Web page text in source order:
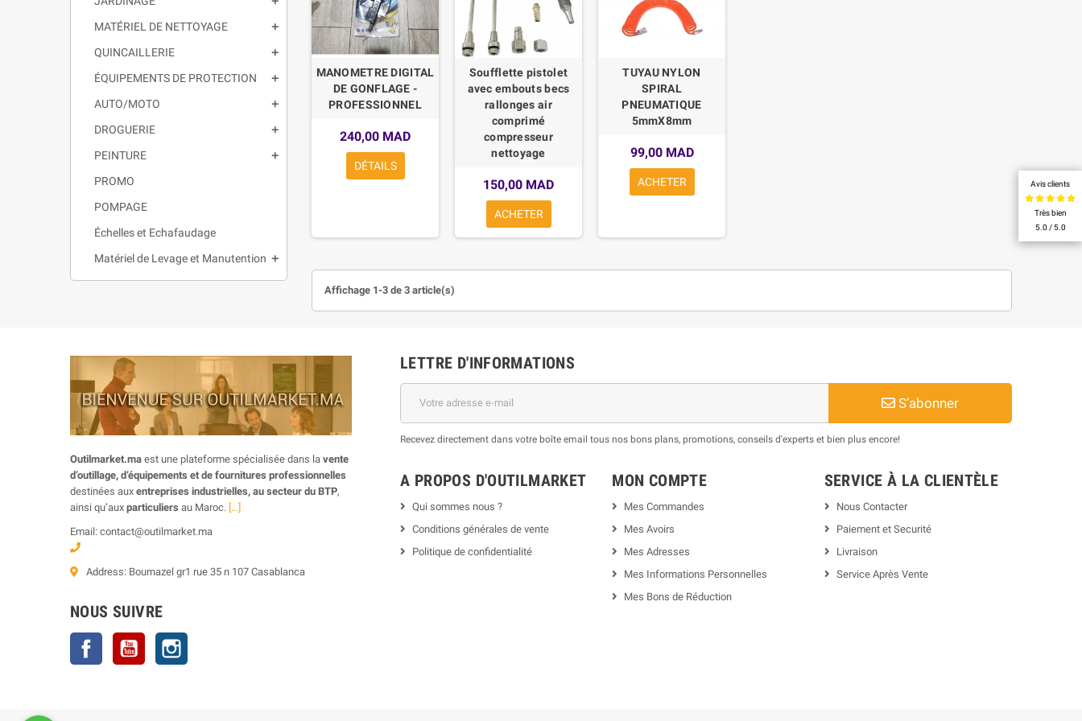
Avis clients
Très bien
5.0 / 5.0
MATÉRIEL DE NETTOYAGE
QUINCAILLERIE
ÉQUIPEMENTS DE PROTECTION
AUTO/MOTO
DROGUERIE
PEINTURE
PROMO
POMPAGE
Échelles et Echafaudage
Matériel de Levage et Manutention
MANOMETRE DIGITAL
DE GONFLAGE -
PROFESSIONNEL
240,00 MAD
DÉTAILS
Soufflette pistolet
avec embouts becs
rallonges air
comprimé
compresseur
nettoyage
150,00 MAD
ACHETER
TUYAU NYLON
SPIRAL
PNEUMATIQUE
5mmX8mm
99,00 MAD
ACHETER
Affichage 1-3 de 3 article(s)
Outilmarket.ma est une plateforme spécialisée dans la vente
d’outillage, d’équipements et de fournitures professionnelles
destinées aux entreprises industrielles, au secteur du BTP,
ainsi qu’aux particuliers au Maroc. [...]
Email: contact@outilmarket.ma
Address: Bournazel gr1 rue 35 n 107 Casablanca
NOUS SUIVRE
Facebook YouTube
LETTRE D'INFORMATIONS
S’abonner
Recevez directement dans votre boîte email tous nos bons plans, promotions, conseils d'experts et bien plus encore!
A PROPOS D'OUTILMARKET
Qui sommes nous ?
Conditions générales de vente
Politique de confidentialité
MON COMPTE
Mes Commandes
Mes Avoirs
Mes Adresses
Mes Informations Personnelles
Mes Bons de Réduction
SERVICE À LA CLIENTÈLE
Nous Contacter
Paiement et Securité
Livraison
Service Après Vente